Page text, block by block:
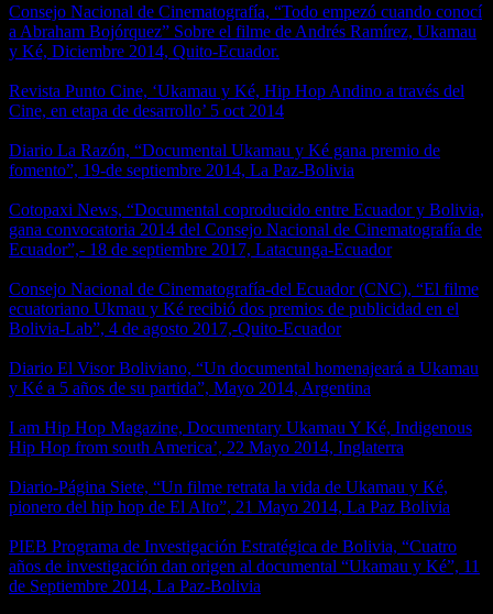
Consejo Nacional de Cinematografía, “Todo empezó cuando conocí
a Abraham Bojórquez” Sobre el filme de Andrés Ramírez, Ukamau
y Ké, Diciembre 2014, Quito-Ecuador.
Revista Punto Cine, ‘Ukamau y Ké, Hip Hop Andino a través del
Cine, en etapa de desarrollo’ 5 oct 2014
Diario La Razón, “Documental Ukamau y Ké gana premio de
fomento”, 19-de septiembre 2014, La Paz-Bolivia
Cotopaxi News, “Documental coproducido entre Ecuador y Bolivia,
gana convocatoria 2014 del Consejo Nacional de Cinematografía de
Ecuador”,- 18 de septiembre 2017, Latacunga-Ecuador
Consejo Nacional de Cinematografía-del Ecuador (CNC), “El filme
ecuatoriano Ukmau y Ké recibió dos premios de publicidad en el
Bolivia-Lab”, 4 de agosto 2017,-Quito-Ecuador
Diario El Visor Boliviano, “Un documental homenajeará a Ukamau
y Ké a 5 años de su partida”, Mayo 2014, Argentina
I am Hip Hop Magazine, Documentary Ukamau Y Ké, Indigenous
Hip Hop from south America’, 22 Mayo 2014, Inglaterra
Diario-Página Siete, “Un filme retrata la vida de Ukamau y Ké,
pionero del hip hop de El Alto”, 21 Mayo 2014, La Paz Bolivia
PIEB Programa de Investigación Estratégica de Bolivia, “Cuatro
años de investigación dan origen al documental “Ukamau y Ké”, 11
de Septiembre 2014, La Paz-Bolivia